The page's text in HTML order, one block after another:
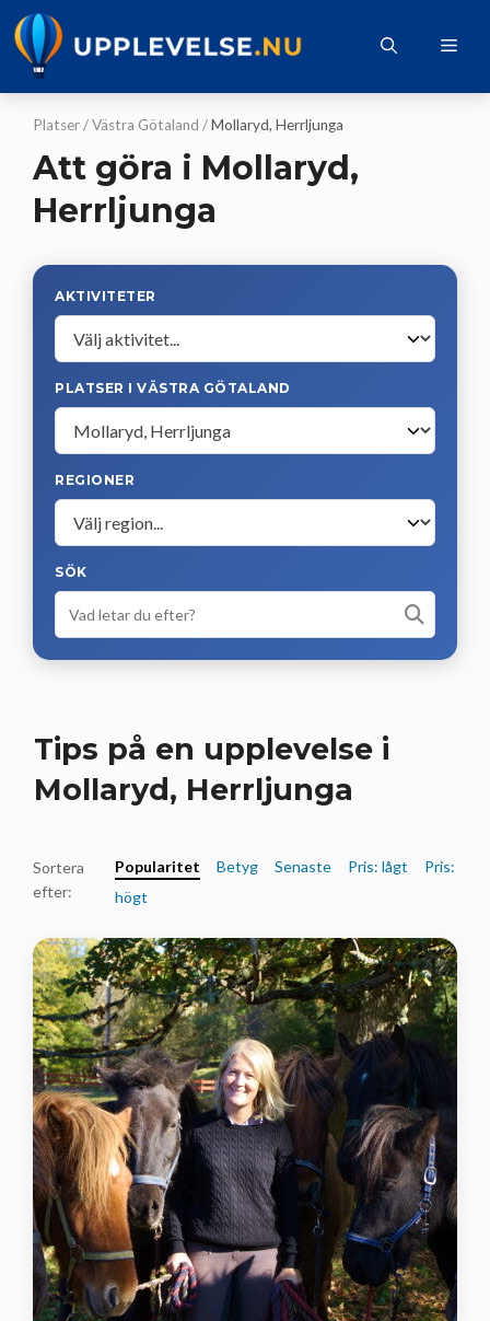
Hoppa
till
innehåll
Platser/Västra Götaland /Mollaryd, Herrljunga
Att göra i Mollaryd,
Herrljunga
AKTIVITETER
PLATSER I VÄSTRA GÖTALAND
REGIONER
SÖK
Tips på en upplevelse i
Mollaryd, Herrljunga
Sortera
efter:
Popularitet Betyg Senaste Pris: lågt
Pris:
högt